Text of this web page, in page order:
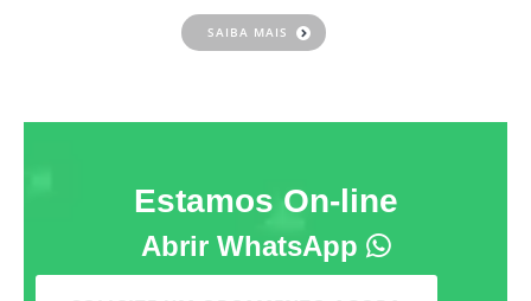
SAIBA MAIS
Estamos On-line
Abrir WhatsApp